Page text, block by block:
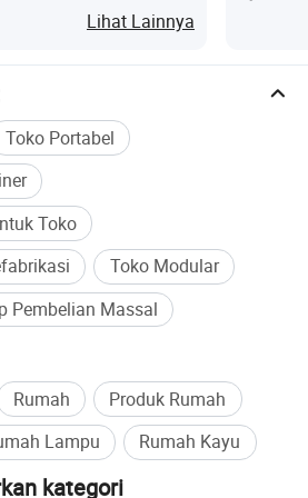
sementara, kamp-kamp
sekolah-sekolah, fasilitas
dan proyek bangunan modular
desain produk, pilihan
untuk menyediakan solusi
lebih hemat biaya, hemat
bagi pelanggan.
Lihat Lainnya
Toko Portabel
Toko
Toko Modular
Pembelian Massal
Rumah
Produk Rumah
Lampu Rumah Kayu
kategori